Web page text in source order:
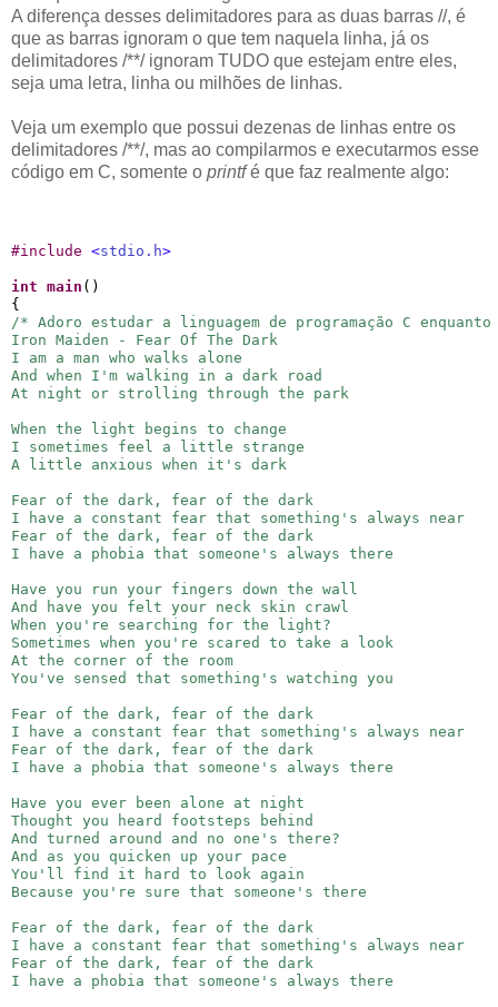
A diferença desses delimitadores para as duas barras //, é
que as barras ignoram o que tem naquela linha, já os
delimitadores /**/ ignoram TUDO que estejam entre eles,
seja uma letra, linha ou milhões de linhas.
Veja um exemplo que possui dezenas de linhas entre os
delimitadores /**/, mas ao compilarmos e executarmos esse
código em C, somente o printfé que faz realmente algo:
#include <stdio.h>
int main ()
/* Adoro estudar a linguagem de programação C
Iron Maiden - Fear Of The Dark
I am a man who walks alone
And when I'm walking in a dark road
At night or strolling through the park
When the light begins to change
I sometimes feel a little strange
A little anxious when it's dark
Fear of the dark, fear of the dark
I have a constant fear that something's always near
Fear of the dark, fear of the dark
I have a phobia that someone's always there
Have you run your fingers down the wall
And have you felt your neck skin crawl
When you're searching for the light?
Sometimes when you're scared to take a look
At the corner of the room
You've sensed that something's watching you
Fear of the dark, fear of the dark
I have a constant fear that something's always near
Fear of the dark, fear of the dark
I have a phobia that someone's always there
Have you ever been alone at night
Thought you heard footsteps behind
And turned around and no one's there?
And as you quicken up your pace
You'll find it hard to look again
Because you're sure that someone's there
Fear of the dark, fear of the dark
I have a constant fear that something's always near
Fear of the dark, fear of the dark
I have a phobia that someone's always there